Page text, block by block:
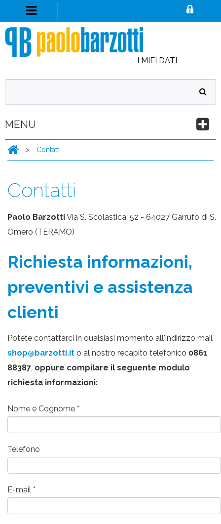
I MIEI DATI
MENU
> Contatti
Contatti
Paolo BarzottiVia S. Scolastica, 52 - 64027 Garrufo di S.
Omero (TERAMO)
Richiesta informazioni,
preventivi e assistenza
clienti
Potete contattarci in qualsiasi momento all'indirizzo mail
shop@barzotti.it o al nostro recapito telefonico 0861
88387, oppure compilare il seguente modulo
richiesta informazioni:
Nome e Cognome
Telefono
E-mail